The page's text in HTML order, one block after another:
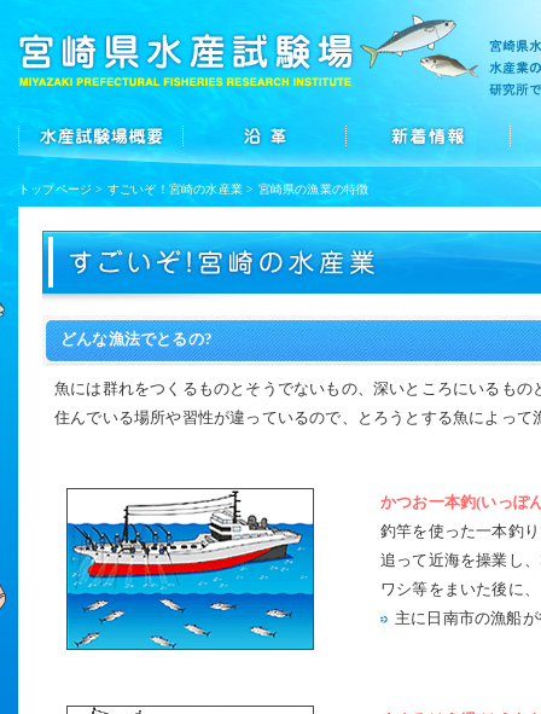
トップページ > すごいぞ！宮崎の水産業 > 宮崎県の漁業の特徴
どんな漁法でとるの?
魚には群れをつくるものとそうでないもの、深いところにいるも
住んでいる場所や習性が違っているので、とろうとする魚によっ
かつお一本釣(いっぽ
釣竿を使った一本釣
追って近海を操業し
ワシ等をまいた後に
主に日南市の漁船